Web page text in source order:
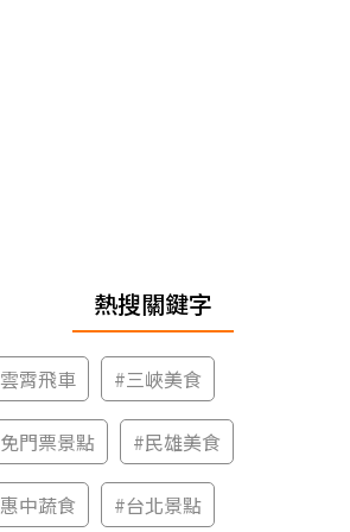
熱搜關鍵字
雲霄飛車 #三峽美食
免門票景點 #民雄美食
惠中蔬食 #台北景點